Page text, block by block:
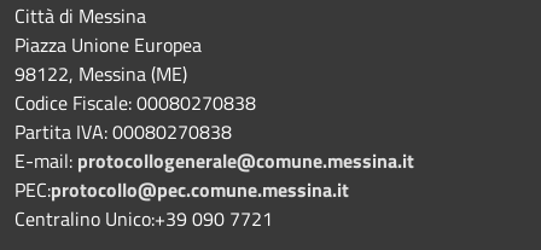
Città di Messina
Piazza Unione Europea
98122, Messina (ME)
Codice Fiscale: 00080270838
Partita IVA: 00080270838
E-mail: protocollogenerale@comune.messina.it
PEC:protocollo@pec.comune.messina.it
Centralino Unico:+39 090 7721